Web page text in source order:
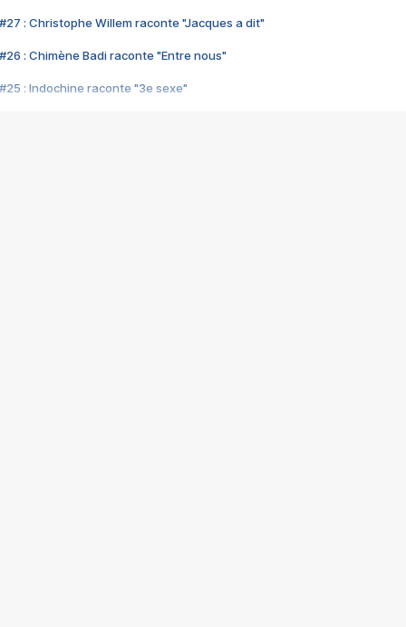
#27 : Christophe Willem raconte "Jacques a dit"
#26 : Chimène Badi raconte "Entre nous"
#25 : Indochine raconte "3e sexe"